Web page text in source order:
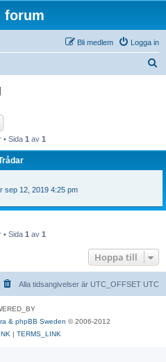
forum
Logga in
Bli medlem
• Sida 1 av 1
sep 12, 2019 4:25 pm
• Sida 1 av 1
Hoppa till
Alla tidsangivelser är UTC_OFFSET UTC
& phpBB Sweden © 2006-2012
| TERMS_LINK